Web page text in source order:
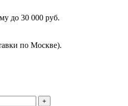
до 30 000 руб.
по Москве).
+